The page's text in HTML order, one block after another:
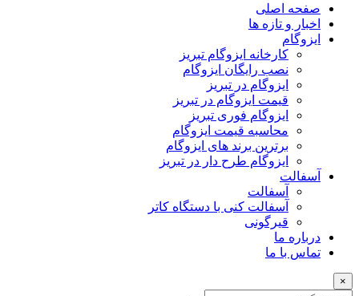
صفحه اصلی
اخبار و تازه ها
ایزوگام
کارخانه ایزوگام تبریز
نصب رایگان ایزوگام
ایزوگام در تبریز
قیمت ایزوگام در تبریز
ایزوگام فوری تبریز
محاسبه قیمت ایزوگام
برترین برند های ایزوگام
ایزوگام طرح دار در تبریز
آسفالت
آسفالت
آسفالت کنی با دستگاه کاتر
قیرگونی
درباره ما
تماس با ما
×